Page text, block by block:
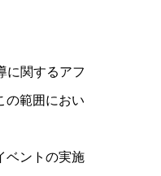
に関するアフ
の範囲におい
ベントの実施